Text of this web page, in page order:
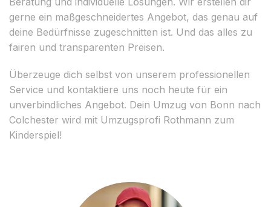
gerne ein maßgeschneidertes Angebot, das genau auf
deine Bedürfnisse zugeschnitten ist. Und das alles zu
fairen und transparenten Preisen.
Überzeuge dich selbst von unserem professionellen
Service und kontaktiere uns noch heute für ein
unverbindliches Angebot. Dein Umzug von Bonn nach
Colchester wird mit Umzugsprofi Rothmann zum
Kinderspiel!